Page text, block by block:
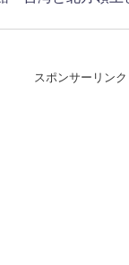
スポンサーリンク